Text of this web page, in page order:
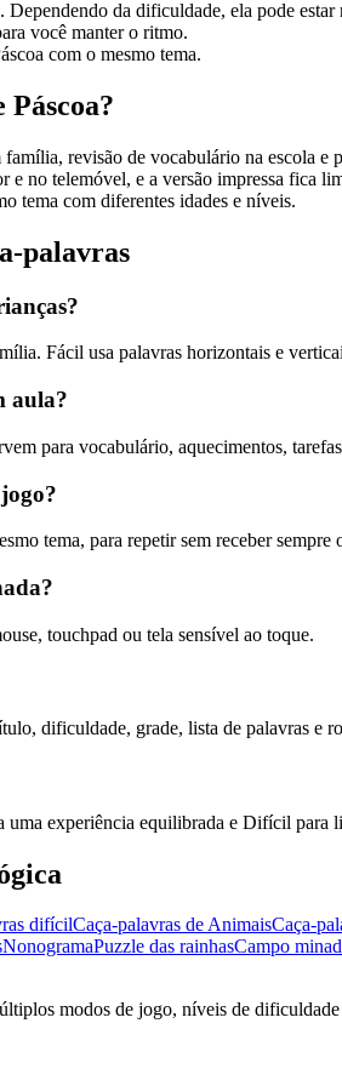
Dependendo da dificuldade, ela pode
você manter o ritmo.
com o mesmo tema.
revisão de vocabulário na escola e
no telemóvel, e a versão impressa fica
tema com diferentes idades e níveis.
palavras
Fácil usa palavras horizontais e
aula?
para vocabulário, aquecimentos,
tema, para repetir sem receber sempre
touchpad ou tela sensível ao toque.
dificuldade, grade, lista de palavras e
experiência equilibrada e Difícil para
difícilCaça-palavras de AnimaisCaça-
NonogramaPuzzle das rainhasCampo
modos de jogo, níveis de